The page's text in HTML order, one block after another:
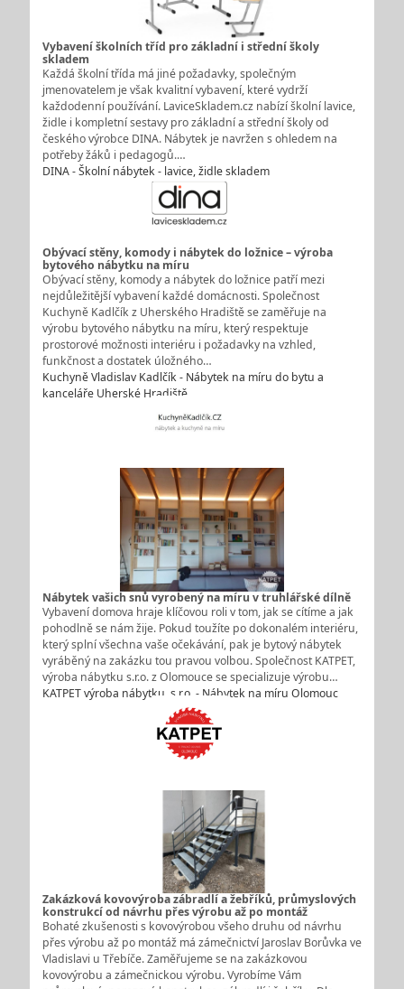
Vybavení školních tříd pro základní i střední školy
skladem
Každá školní třída má jiné požadavky, společným
jmenovatelem je však kvalitní vybavení, které vydrží
každodenní používání. LaviceSkladem.cz nabízí školní lavice,
židle i kompletní sestavy pro základní a střední školy od
českého výrobce DINA. Nábytek je navržen s ohledem na
potřeby žáků i pedagogů.…
DINA - Školní nábytek - lavice, židle skladem
Obývací stěny, komody i nábytek do ložnice – výroba
bytového nábytku na míru
Obývací stěny, komody a nábytek do ložnice patří mezi
nejdůležitější vybavení každé domácnosti. Společnost
Kuchyně Kadlčík z Uherského Hradiště se zaměřuje na
výrobu bytového nábytku na míru, který respektuje
prostorové možnosti interiéru i požadavky na vzhled,
funkčnost a dostatek úložného…
Kuchyně Vladislav Kadlčík - Nábytek na míru do bytu a
kanceláře Uherské Hradiště
Nábytek vašich snů vyrobený na míru v truhlářské dílně
Vybavení domova hraje klíčovou roli v tom, jak se cítíme a jak
pohodlně se nám žije. Pokud toužíte po dokonalém interiéru,
který splní všechna vaše očekávání, pak je bytový nábytek
vyráběný na zakázku tou pravou volbou. Společnost KATPET,
výroba nábytku s.r.o. z Olomouce se specializuje výrobu…
KATPET výroba nábytku, s.r.o. - Nábytek na míru Olomouc
Zakázková kovovýroba zábradlí a žebříků, průmyslových
konstrukcí od návrhu přes výrobu až po montáž
Bohaté zkušenosti s kovovýrobou všeho druhu od návrhu
přes výrobu až po montáž má zámečnictví Jaroslav Borůvka ve
Vladislavi u Třebíče. Zaměřujeme se na zakázkovou
kovovýrobu a zámečnickou výrobu. Vyrobíme Vám